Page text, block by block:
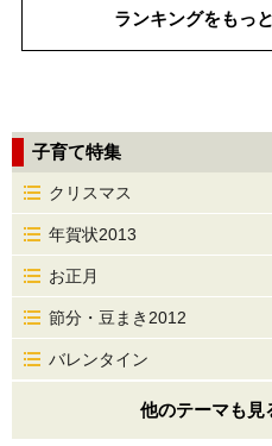
ランキングをもっ
子育て特集
クリスマス
年賀状2013
お正月
節分・豆まき2012
バレンタイン
他のテーマも見